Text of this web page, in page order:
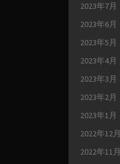
2023年7月
2023年6月
2023年5月
2023年4月
2023年3月
2023年2月
2023年1月
2022年12月
2022年11月